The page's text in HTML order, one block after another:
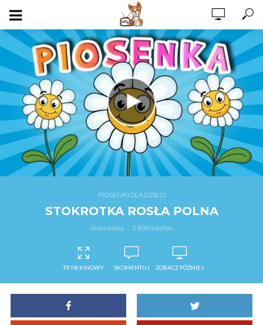
PIOSENKI DLA DZIECI
STOKROTKA ROSŁA POLNA
skomentuj 5 890 odsłon
TRYB KINOWY SKOMENTUJ ZOBACZ PÓŹNIEJ